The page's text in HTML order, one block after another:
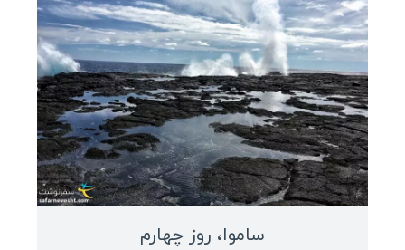
کوبا
برزیل
پرو
ونزوئلا
بولیوی
کاستاریکا
پاناما
ساموا، روز چهارم